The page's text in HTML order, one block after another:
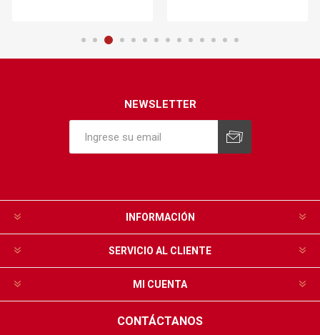
NEWSLETTER
INFORMACIÓN
SERVICIO AL CLIENTE
MI CUENTA
CONTÁCTANOS